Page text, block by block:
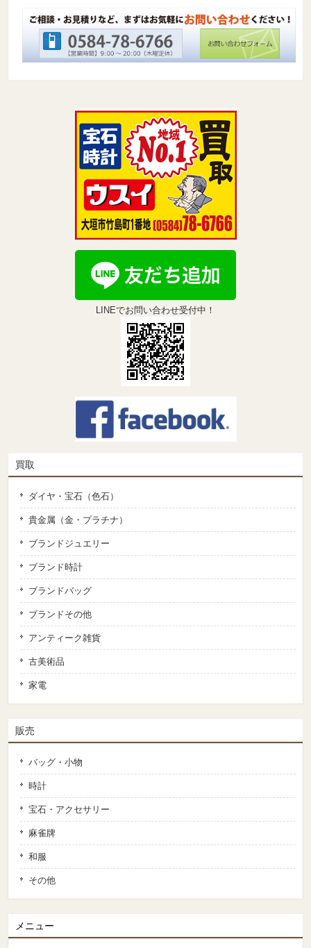
LINEでお問い合わせ受付中！
買取
ダイヤ・宝石（色石）
貴金属（金・プラチナ）
ブランドジュエリー
ブランド時計
ブランドバッグ
ブランドその他
アンティーク雑貨
古美術品
家電
販売
バッグ・小物
時計
宝石・アクセサリー
麻雀牌
和服
その他
メニュー